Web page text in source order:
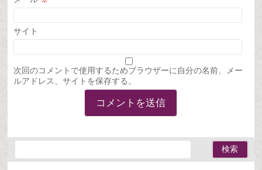
サイト
次回のコメントで使用するためブラウザーに自分の名前、メー
ルアドレス、サイトを保存する。